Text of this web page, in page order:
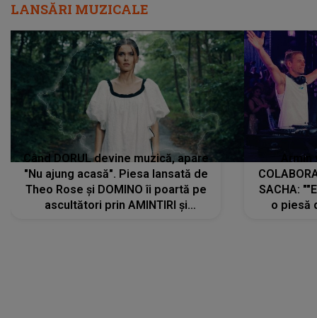
LANSĂRI MUZICALE
Când DORUL devine muzică, apare
"Nu ajung acasă". Piesa lansată de
Theo Rose și DOMINO îi poartă pe
ascultători prin AMINTIRI și
SACHA:
o piesă